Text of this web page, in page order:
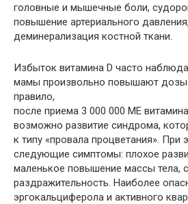
головные и мышечные боли,
повышение артериального
деминерализация костной ткани.
Избыток витамина D часто
мамы произвольно повышают дозы
правило,
после приема 3 000 000 ME
возможно развитие синдрома,
к типу «провала процветания».
следующие симптомы: плохое
маленькое повышение массы тела,
раздражительность. Наиболее
эргокальциферола и активного